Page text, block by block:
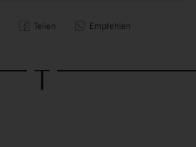
Teilen Empfehlen